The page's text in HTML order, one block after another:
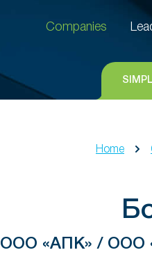
Companies
Home
ООО «АПК» / ООО